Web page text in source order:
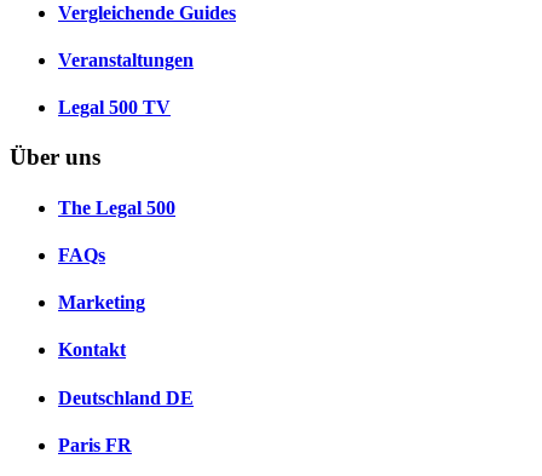
Vergleichende Guides
Veranstaltungen
Legal 500 TV
Über uns
The Legal 500
FAQs
Marketing
Kontakt
Deutschland DE
Paris FR